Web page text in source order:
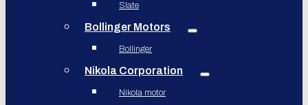
Slate
Bollinger Motors
Bollinger
Nikola Corporation
Nikola motor